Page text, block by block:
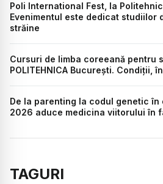
Poli International Fest, la
Evenimentul este dedicat studiilor
străine
Cursuri de limba coreeană pentru
POLITEHNICA București. Condiții,
De la parenting la codul genetic în
2026 aduce medicina viitorului în
TAGURI